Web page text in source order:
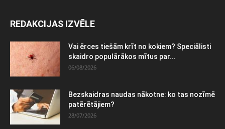
REDAKCIJAS IZVĒLE
Vai ērces tiešām krīt no kokiem? Speciālisti
skaidro populārākos mītus par...
06/08/2026
Bezskaidras naudas nākotne: ko tas nozīmē
patērētājiem?
28/07/2026